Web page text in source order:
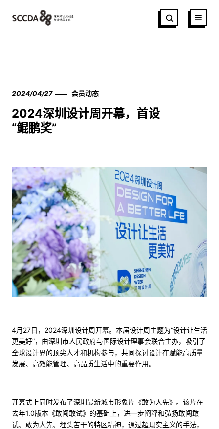
2024/04/27 会员动态
2024深圳设计周开幕，首设
“鲲鹏奖”
4月27日，2024深圳设计周开幕。本届设计周主题为“设计让生活
更美好”，由深圳市人民政府与国际设计理事会联合主办，吸引了
全球设计界的顶尖人才和机构参与，共同探讨设计在赋能高质量
发展、高效能管理、高品质生活中的重要作用。
开幕式上同时发布了深圳最新城市形象片《敢为人先》。该片在
去年1.0版本《敢闯敢试》的基础上，进一步阐释和弘扬敢闯敢
试、敢为人先、埋头苦干的特区精神，通过超现实主义的手法，